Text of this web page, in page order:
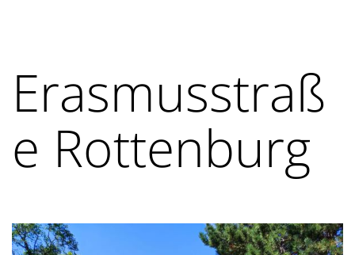
Erasmusstraß
e Rottenburg